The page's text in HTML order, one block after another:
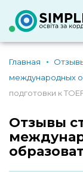
Главная
международных
подготовки к
Отзывы